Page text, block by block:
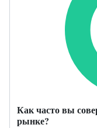
Как часто вы
рынке?